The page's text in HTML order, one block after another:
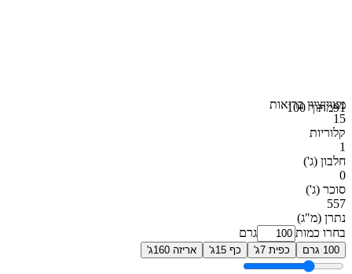
91מתוך 100מצויןציון בריאות
15
קלוריות
1
חלבון (ג')
0
סוכר (ג')
557
נתרן (מ"ג)
בחרו כמות
גרם
100 גרם כפית 7ג' כף 15ג' אריזה 160ג'